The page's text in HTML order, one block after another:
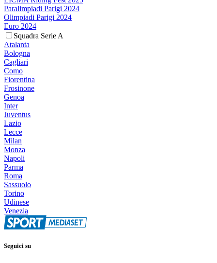
Paralimpiadi Parigi 2024
Olimpiadi Parigi 2024
Euro 2024
Squadra Serie A
Atalanta
Bologna
Cagliari
Como
Fiorentina
Frosinone
Genoa
Inter
Juventus
Lazio
Lecce
Milan
Monza
Napoli
Parma
Roma
Sassuolo
Torino
Udinese
Venezia
Seguici su